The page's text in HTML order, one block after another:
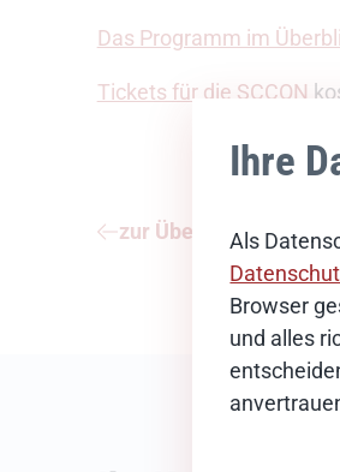
Ihre
Als
Browser
und alles
Das Programm im
Tickets für die SCCON
zur Übersicht